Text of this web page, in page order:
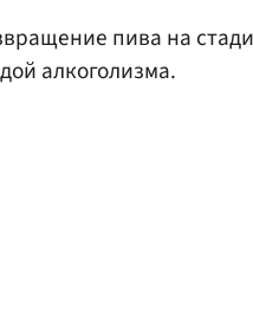
пива на
алкоголизма.